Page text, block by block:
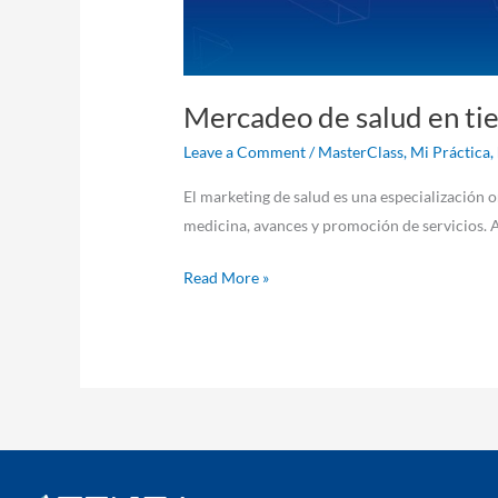
Mercadeo de salud en
Leave a Comment/MasterClass, Mi Práctica,
El marketing de salud es una
medicina, avances y promoción de servicios.
Read More »